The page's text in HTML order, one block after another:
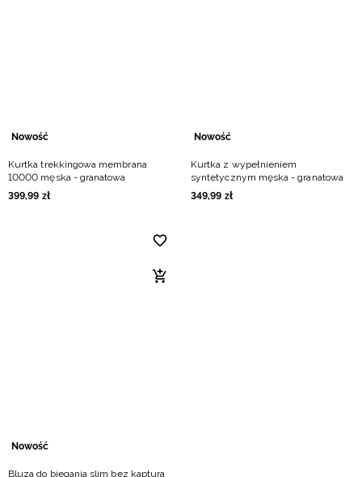
Nowość
Kurtka trekkingowa membrana
10000 męska - granatowa
399,99 zł
Nowość
Kurtka z wypełnieniem
syntetycznym męska - granatowa
349,99 zł
Nowość
Bluza do biegania slim bez kaptura